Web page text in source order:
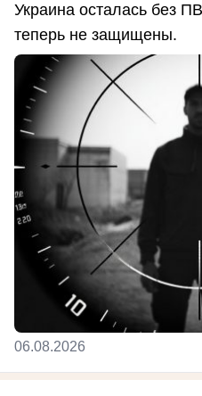
Украина осталась без
теперь не защищены.
06.08.2026